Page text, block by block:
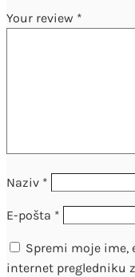
Your review *
Naziv *
E-pošta *
Spremi moje ime,
internet pregledniku